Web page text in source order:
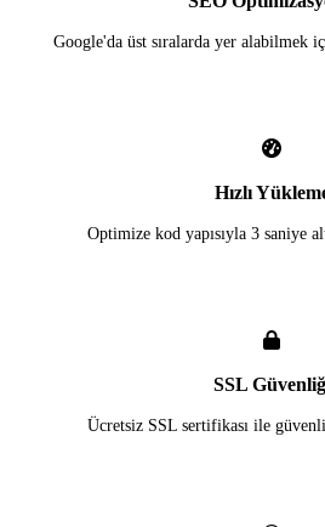
Google'da üst sıralarda yer alabilmek
Hızlı
Optimize kod yapısıyla 3 saniye
SSL
Ücretsiz SSL sertifikası ile